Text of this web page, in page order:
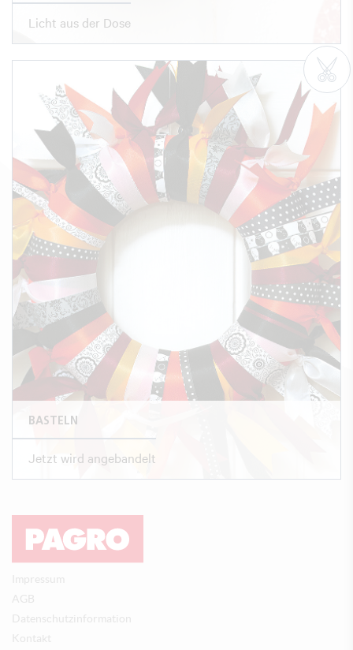
Licht aus der Dose
BASTELN
Jetzt wird angebandelt
Impressum
AGB
Datenschutzinformation
Kontakt